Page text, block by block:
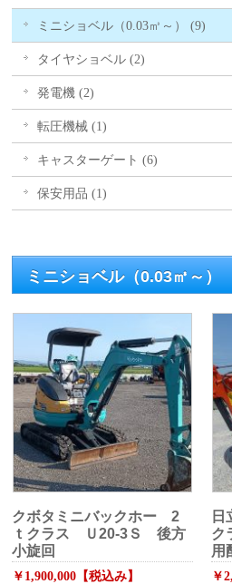
ミニショベル（0.03㎥～） (9)
タイヤショベル (2)
発電機 (2)
転圧機械 (1)
キャスターゲート (6)
保安用品 (1)
ミニショベル（0.03㎥～）
クボタミニバックホー 2
ｔクラス Ｕ20-3Ｓ 後方
小旋回
￥1,900,000【税込み】
ク
用
￥